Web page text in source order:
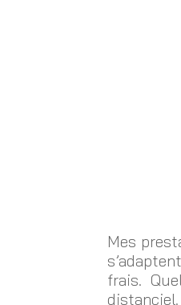
Mes
frais.
distanciel.